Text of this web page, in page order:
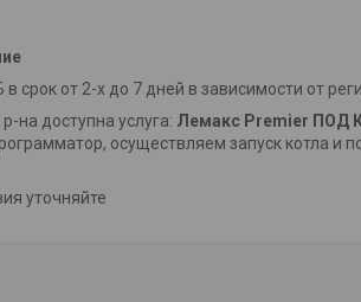
от 2-х до 7 дней в зависимости от
на доступна услуга: Лемакс Premier ПОД
осуществляем запуск котла и
уточняйте